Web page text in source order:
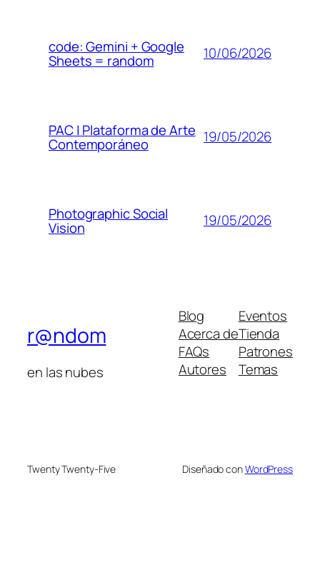
code: Gemini + Google
Sheets = random 10/06/2026
PAC | Plataforma de Arte
Contemporáneo 19/05/2026
Photographic Social
Vision 19/05/2026
r@ndom
en las nubes
Blog
Acerca de
FAQs
Autores
Eventos
Tienda
Patrones
Temas
Twenty Twenty-Five Diseñado conWordPress